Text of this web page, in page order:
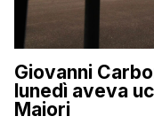
Giovanni
lunedì aveva
Maiori